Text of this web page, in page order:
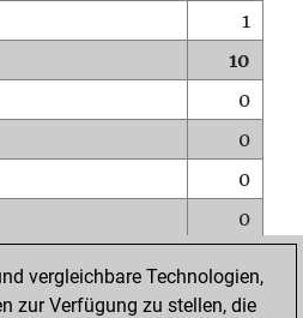
1
10
0
0
0
0
0
vergleichbare Technologien,
zur Verfügung zu stellen, die